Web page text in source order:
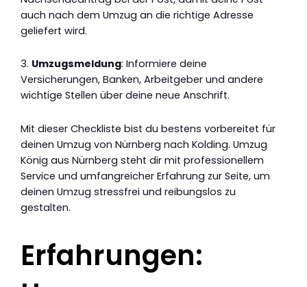
auch nach dem Umzug an die richtige Adresse
geliefert wird.
3. Umzugsmeldung: Informiere deine
Versicherungen, Banken, Arbeitgeber und andere
wichtige Stellen über deine neue Anschrift.
Mit dieser Checkliste bist du bestens vorbereitet für
deinen Umzug von Nürnberg nach Kolding. Umzug
König aus Nürnberg steht dir mit professionellem
Service und umfangreicher Erfahrung zur Seite, um
deinen Umzug stressfrei und reibungslos zu
gestalten.
Erfahrungen: